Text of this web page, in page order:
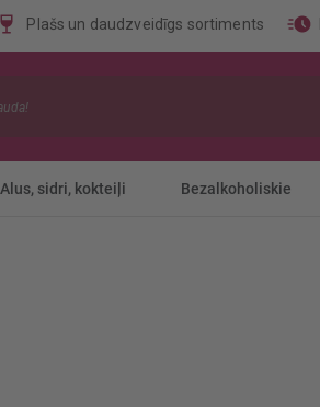
Plašs un daudzveidīgs sortiments
Alus, sidri, kokteiļi Bezalkoholiskie